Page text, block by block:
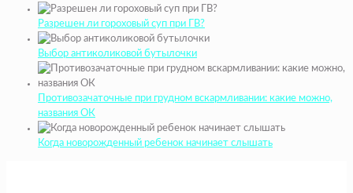
Разрешен ли гороховый суп при ГВ?
Выбор антиколиковой бутылочки
Противозачаточные при грудном вскармливании: какие можно,
названия ОК
Когда новорожденный ребенок начинает слышать